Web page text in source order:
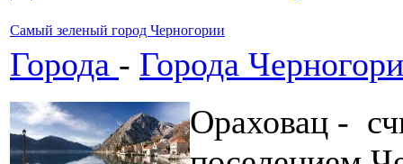
Самый зеленый город Черногории
Города - Города
Ораховац -